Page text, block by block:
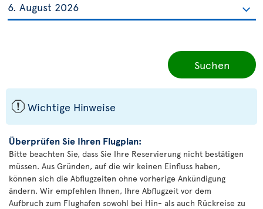
Suchen
ü Wichtige Hinweise
Überprüfen Sie Ihren Flugplan:
Bitte beachten Sie, dass Sie Ihre Reservierung nicht bestätigen
müssen. Aus Gründen, auf die wir keinen Einfluss haben,
können sich die Abflugzeiten ohne vorherige Ankündigung
ändern. Wir empfehlen Ihnen, Ihre Abflugzeit vor dem
Aufbruch zum Flughafen sowohl bei Hin- als auch Rückreise zu